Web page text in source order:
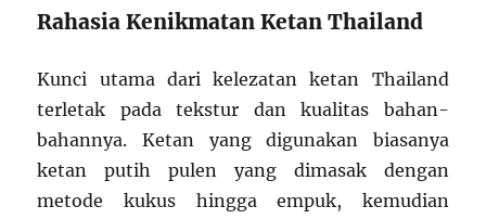
Rahasia Kenikmatan Ketan Thailand
Kunci utama dari kelezatan ketan Thailand
terletak pada tekstur dan kualitas bahan-
bahannya. Ketan yang digunakan biasanya
ketan putih pulen yang dimasak dengan
metode kukus hingga empuk, kemudian